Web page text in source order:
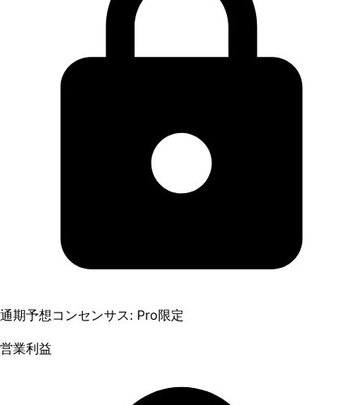
通期予想コンセンサス: Pro限定
営業利益